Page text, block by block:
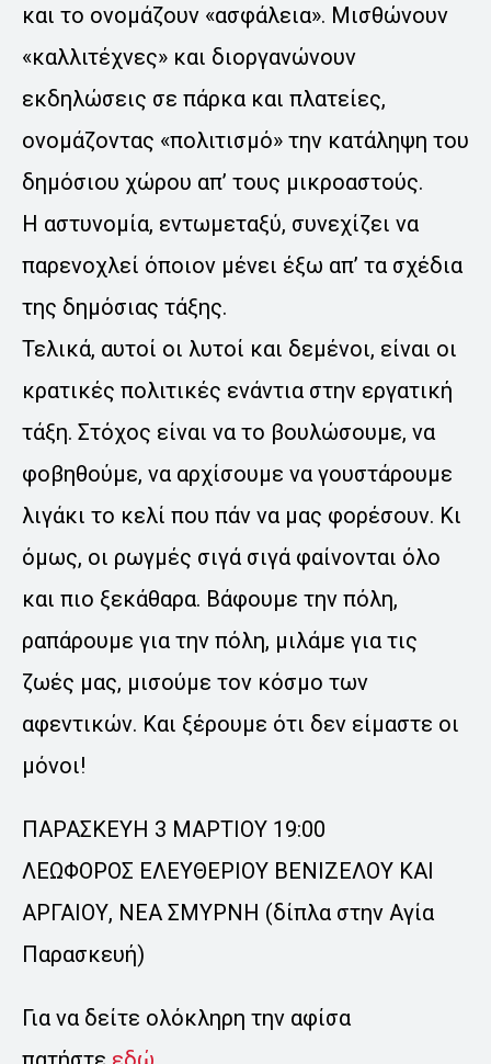
και το ονομάζουν «ασφάλεια». Μισθώνουν
«καλλιτέχνες» και διοργανώνουν
εκδηλώσεις σε πάρκα και πλατείες,
ονομάζοντας «πολιτισμό» την κατάληψη του
δημόσιου χώρου απ’ τους μικροαστούς.
Η αστυνομία, εντωμεταξύ, συνεχίζει να
παρενοχλεί όποιον μένει έξω απ’ τα σχέδια
της δημόσιας τάξης.
Τελικά, αυτοί οι λυτοί και δεμένοι, είναι οι
κρατικές πολιτικές ενάντια στην εργατική
τάξη. Στόχος είναι να το βουλώσουμε, να
φοβηθούμε, να αρχίσουμε να γουστάρουμε
λιγάκι το κελί που πάν να μας φορέσουν. Κι
όμως, οι ρωγμές σιγά σιγά φαίνονται όλο
και πιο ξεκάθαρα. Βάφουμε την πόλη,
ραπάρουμε για την πόλη, μιλάμε για τις
ζωές μας, μισούμε τον κόσμο των
αφεντικών. Και ξέρουμε ότι δεν είμαστε οι
μόνοι!
ΠΑΡΑΣΚΕΥΗ 3 ΜΑΡΤΙΟΥ 19:00
ΛΕΩΦΟΡΟΣ ΕΛΕΥΘΕΡΙΟΥ ΒΕΝΙΖΕΛΟΥ ΚΑΙ
ΑΡΓΑΙΟΥ, ΝΕΑ ΣΜΥΡΝΗ (δίπλα στην Αγία
Παρασκευή)
Για να δείτε ολόκληρη την αφίσα